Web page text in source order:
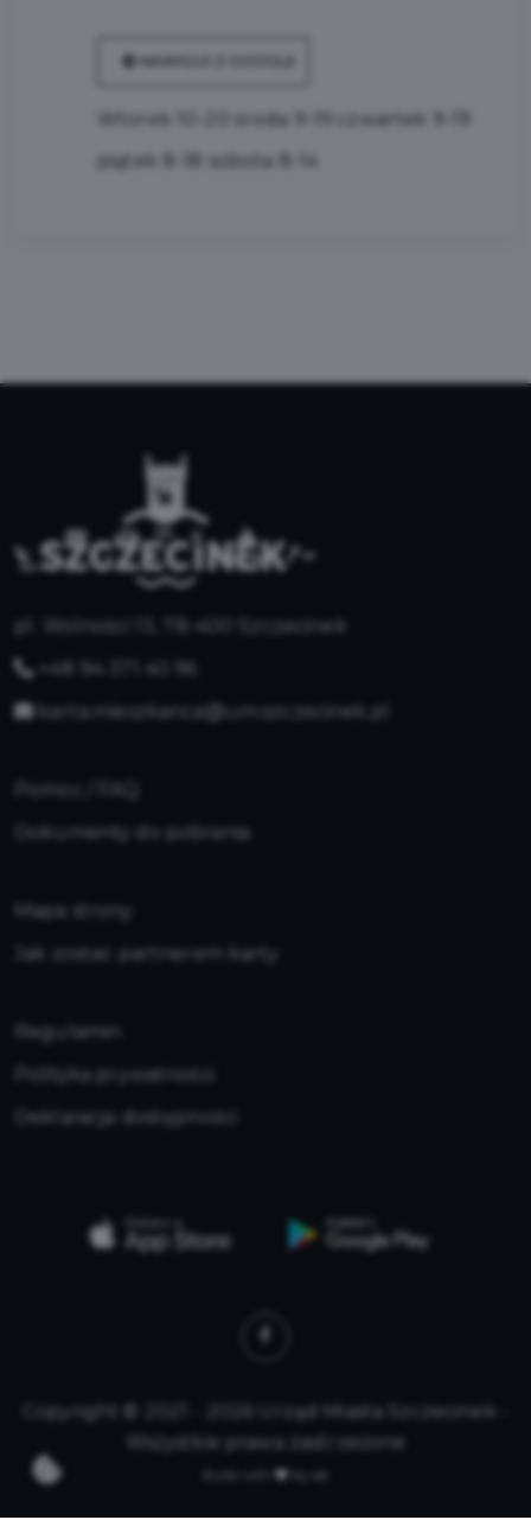
Wtorek 10-20 środa 9-19 czwartek 9-19
piątek 8-18 sobota 8-14
pl. Wolności 13, 78-400 Szczecinek
+48 94 371 40 96
karta.mieszkanca@um.szczecinek.pl
Dokumenty do pobrania
Mapa strony
Jak zostać partnerem karty
Regulamin
Polityka prywatności
Deklaracja dostępności
Copyright © 2021 - 2026 Urząd Miasta Szczecinek -
Wszystkie prawa zastrzeżone